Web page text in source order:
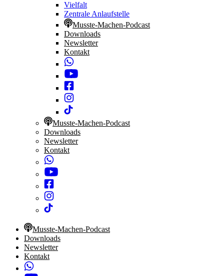
Vielfalt
Zentrale Anlaufstelle
Musste-Machen-Podcast
Downloads
Newsletter
Kontakt
Musste-Machen-Podcast
Downloads
Newsletter
Kontakt
Musste-Machen-Podcast
Downloads
Newsletter
Kontakt